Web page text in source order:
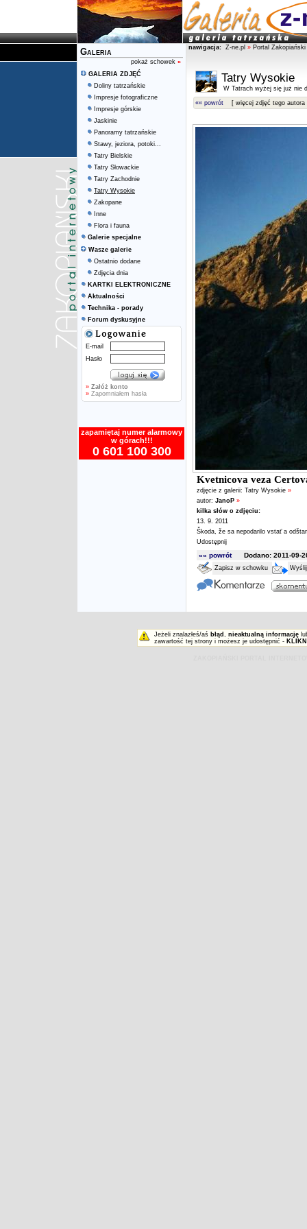
Galeria
pokaż schowek »
GALERIA ZDJĘĆ
Doliny tatrzańskie
Impresje fotograficzne
Impresje górskie
Jaskinie
Panoramy tatrzańskie
Stawy, jeziora, potoki...
Tatry Bielskie
Tatry Słowackie
Tatry Zachodnie
Tatry Wysokie
Zakopane
Inne
Flora i fauna
Galerie specjalne
Wasze galerie
Ostatnio dodane
Zdjęcia dnia
KARTKI ELEKTRONICZNE
Aktualności
Technika - porady
Forum dyskusyjne
E-mail
Hasło
» Załóż konto
» Zapomniałem hasła
zapamiętaj numer alarmowy
w górach!!!
0 601 100 300
nawigacja: Z-ne.pl » Portal Zakopiański
Tatry Wysokie
W Tatrach wyżej się już nie
«« powrót [ więcej zdjęć tego autora
Kvetnicova veza
zdjęcie z galerii: Tatry Wysokie »
autor: JanoP »
kilka słów o zdjęciu:
13. 9. 2011
Škoda, že sa nepodarilo vstať a
Udostępnij
«« powrótDodano: 2011-09-
Zapisz w schowku
Jeżeli znalazłeś/aś błąd , nieaktualną informację
zawartość tej strony i możesz je udostępnić -